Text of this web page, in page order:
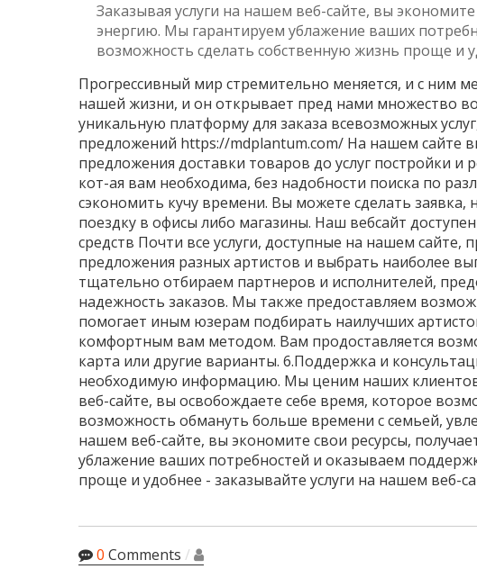
Заказывая услуги на нашем веб-сайте, вы
энергию. Мы гарантируем ублажение ваших
возможность сделать собственную жизнь проще и
Прогрессивный мир стремительно меняется, и с ним
нашей жизни, и он открывает пред нами множество
уникальную платформу для заказа всевозможных
предложений https://mdplantum.com/ На нашем сайте
предложения доставки товаров до услуг постройки
кот-ая вам необходима, без надобности поиска по
сэкономить кучу времени. Вы можете сделать
поездку в офисы либо магазины. Наш вебсайт
средств Почти все услуги, доступные на нашем
предложения разных артистов и выбрать наиболее
тщательно отбираем партнеров и исполнителей,
надежность заказов. Мы также предоставляем
помогает иным юзерам подбирать наилучших
комфортным вам методом. Вам продоставляется
карта или другие варианты. 6.Поддержка и
необходимую информацию. Мы ценим наших клиентов
веб-сайте, вы освобождаете себе время, которое
возможность обмануть больше времени с семьей,
нашем веб-сайте, вы экономите свои ресурсы,
ублажение ваших потребностей и оказываем
проще и удобнее - заказывайте услуги на нашем веб-
0 Comments /